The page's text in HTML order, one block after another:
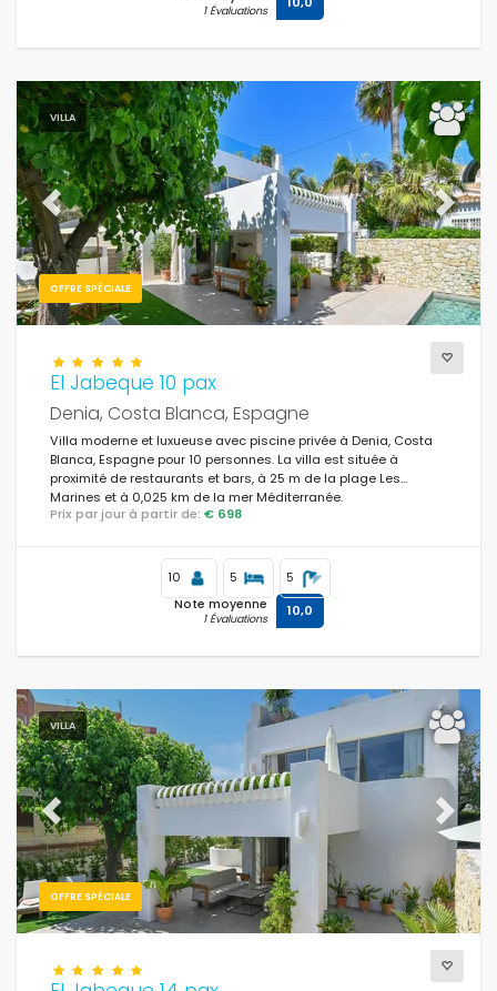
1 Évaluations
VILLA
OFFRE SPÉCIALE
Previous Next
El Jabeque 10 pax
Denia, Costa Blanca, Espagne
Villa moderne et luxueuse avec piscine privée à Denia, Costa
Blanca, Espagne pour 10 personnes. La villa est située à
proximité de restaurants et bars, à 25 m de la plage Les
Marines et à 0,025 km de la mer Méditerranée.
Prix par jour à partir de: € 698
10 5 5
Note moyenne
1 Évaluations 10,0
VILLA
OFFRE SPÉCIALE
Previous Next